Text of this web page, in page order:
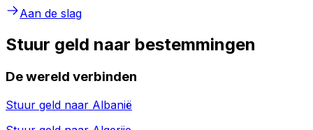
Aan de slag
Stuur geld naar bestemmingen
De wereld verbinden
Stuur geld naar Albanië